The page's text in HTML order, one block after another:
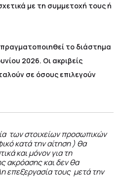
με τη συμμετοχή τους ή
το διάστημα
2026. Οι ακριβείς
σε όσους επιλεγούν
των στοιχείων προσωπικών
κατά την αίτηση ) θα
και μόνον για τη
ακρόασης και δεν θα
επεξεργασία τους μετά την